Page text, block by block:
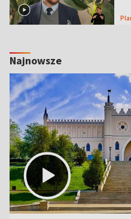
Najnowsze